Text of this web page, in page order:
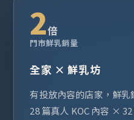
2倍
門市鮮乳銷量
全家 × 鮮乳坊
有投放內容的店家，鮮
28 篇真人 KOC 內容 ×